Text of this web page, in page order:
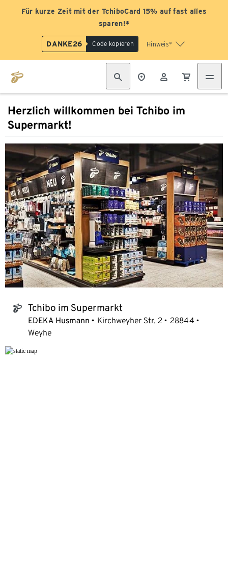
Für kurze Zeit mit der TchiboCard 15% auf fast alles
sparen!*
DANKE26 Code kopieren Hinweis*
Herzlich willkommen bei Tchibo im
Supermarkt!
tchibo_logo Tchibo im Supermarkt
EDEKA Husmann Kirchweyher Str. 2
28844
Weyhe